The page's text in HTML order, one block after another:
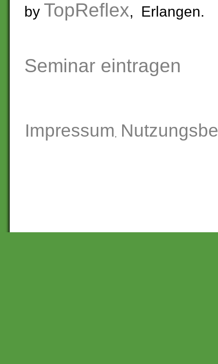
by TopReflex, Erlangen.
Seminar eintragen
Impressum ,